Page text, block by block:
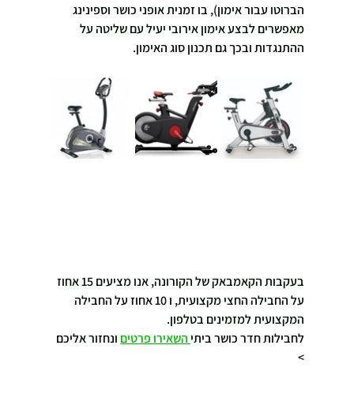
הברוטו עבור אימון), בו זמנית אופני כושר וספינינג
מאפשרים לבצע אימון אירובי יעיל עם שליטה על
ההתנגדות ובכך גם תכנון סוג האימון.
בעקבות הקאמבאק של הקורונה, אנו מציעים 15 אחוז
על החבילה החצי מקצועית, ו 10 אחוז על החבילה
המקצועית למזמינים בטלפון.
לחבילות חדר כושר ביתי השאירו פרטים ונחזור אליכם
>